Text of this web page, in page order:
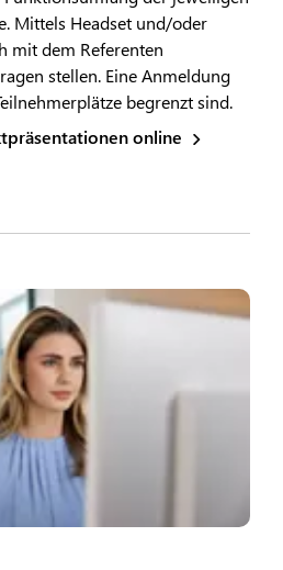
Mittels Headset und/oder
mit dem Referenten
stellen. Eine Anmeldung
begrenzt sind.
online